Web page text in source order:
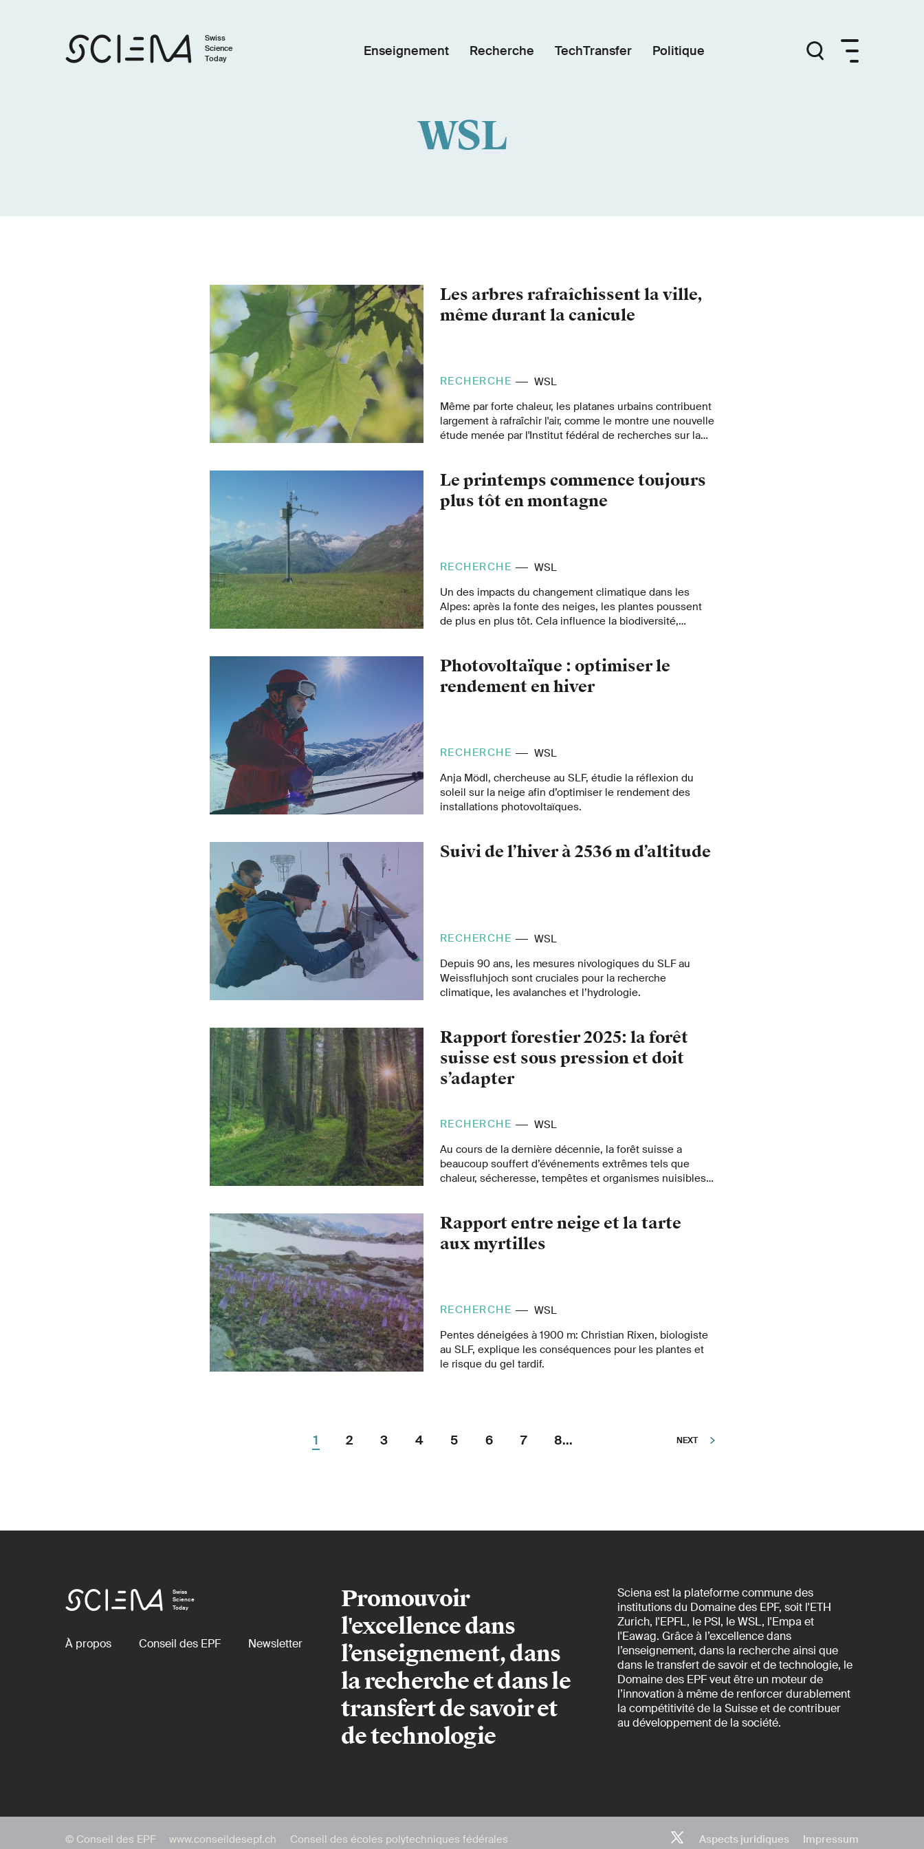
Swiss
Science
Today
Enseignement Recherche TechTransfer Politique
WSL
Les arbres rafraîchissent la ville,
même durant la canicule
RECHERCHE
WSL
Même par forte chaleur, les platanes urbains contribuent
largement à rafraîchir l'air, comme le montre une nouvelle
étude menée par l'Institut fédéral de recherches sur la
efficaces en la matière.
Le printemps commence toujours
plus tôt en montagne
RECHERCHE
WSL
Un des impacts du changement climatique dans les
Alpes: après la fonte des neiges, les plantes poussent
de plus en plus tôt. Cela influence la biodiversité,
prouvé scientifiquement cette tendance à l’aide de
données recueillies sur 25 ans.
Photovoltaïque : optimiser le
rendement en hiver
RECHERCHE
WSL
Anja Mödl, chercheuse au SLF, étudie la réflexion du
soleil sur la neige afin d’optimiser le rendement des
installations photovoltaïques.
Suivi de l’hiver à 2536 m d’altitude
RECHERCHE
WSL
Depuis 90 ans, les mesures nivologiques du SLF au
Weissfluhjoch sont cruciales pour la recherche
climatique, les avalanches et l’hydrologie.
Rapport forestier 2025: la forêt
suisse est sous pression et doit
s’adapter
RECHERCHE
WSL
Au cours de la dernière décennie, la forêt suisse a
beaucoup souffert d’événements extrêmes tels que
chaleur, sécheresse, tempêtes et organismes nuisibles.
adaptée aux changements climatiques. C’est ce que
montre le Rapport forestier 2025 de l’Office fédéral de
l’environnement (OFEV) et de l’Institut fédéral de
Rapport entre neige et la tarte
aux myrtilles
RECHERCHE
WSL
Pentes déneigées à 1900 m: Christian Rixen, biologiste
au SLF, explique les conséquences pour les plantes et
le risque du gel tardif.
1 2 3 4 5 6 7 8... NEXT
Swiss
Science
Today
À propos Conseil des EPF Newsletter
Promouvoir
l'excellence dans
l’enseignement, dans
la recherche et dans le
transfert de savoir et
de technologie
Sciena est la plateforme commune des
institutions du Domaine des EPF, soit l'ETH
Zurich, l'EPFL, le PSI, le WSL, l'Empa et
l'Eawag. Grâce à l’excellence dans
l’enseignement, dans la recherche ainsi que
dans le transfert de savoir et de technologie, le
Domaine des EPF veut être un moteur de
l’innovation à même de renforcer durablement
la compétitivité de la Suisse et de contribuer
au développement de la société.
© Conseil des EPF www.conseildesepf.ch Conseil des écoles polytechniques fédérales Aspects juridiques Impressum